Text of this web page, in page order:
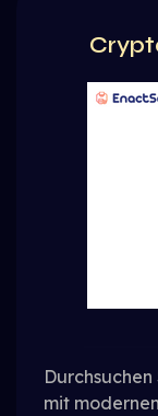
mit